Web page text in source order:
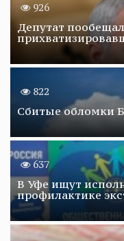
926
Депутат
822
Сбитые обломки
637
В Уфе ищут
профилактике